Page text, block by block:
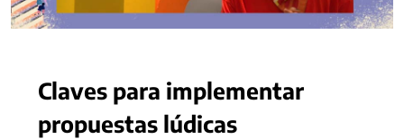
Claves para implementar
propuestas lúdicas